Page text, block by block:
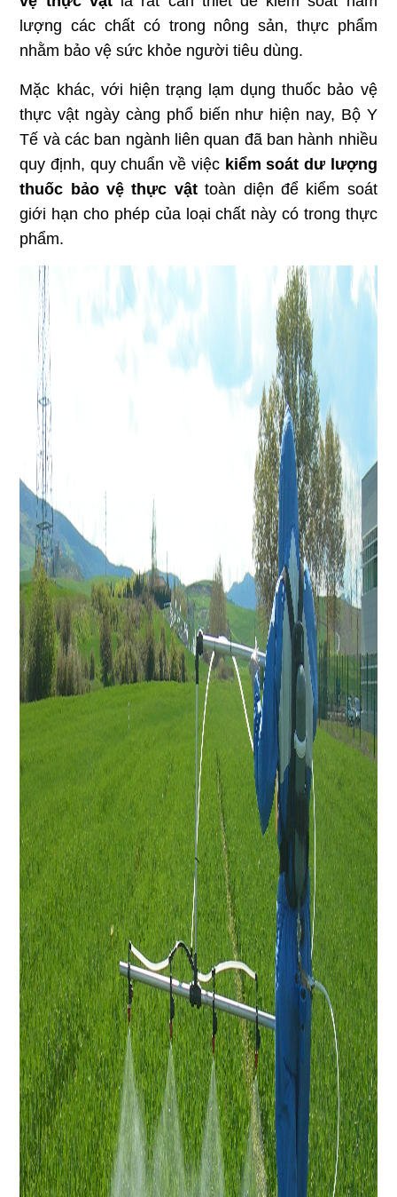
lượng các chất có trong nông sản, thực phẩm
nhằm bảo vệ sức khỏe người tiêu dùng.
Mặc khác, với hiện trạng lạm dụng thuốc bảo vệ
thực vật ngày càng phổ biến như hiện nay, Bộ Y
Tế và các ban ngành liên quan đã ban hành nhiều
quy định, quy chuẩn về việc kiểmsoát dư lượng
thuốc bảo vệ thực vậttoàn diện để kiểm soát
giới hạn cho phép của loại chất này có trong thực
phẩm.